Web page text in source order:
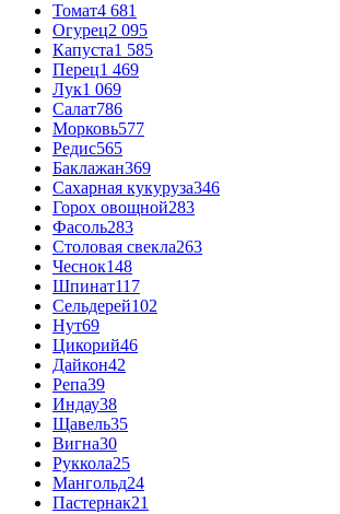
Томат4 681
Огурец2 095
Капуста1 585
Перец1 469
Лук1 069
Салат786
Морковь577
Редис565
Баклажан369
Сахарная кукуруза346
Горох овощной283
Фасоль283
Столовая свекла263
Чеснок148
Шпинат117
Сельдерей102
Нут69
Цикорий46
Дайкон42
Репа39
Индау38
Щавель35
Вигна30
Руккола25
Мангольд24
Пастернак21